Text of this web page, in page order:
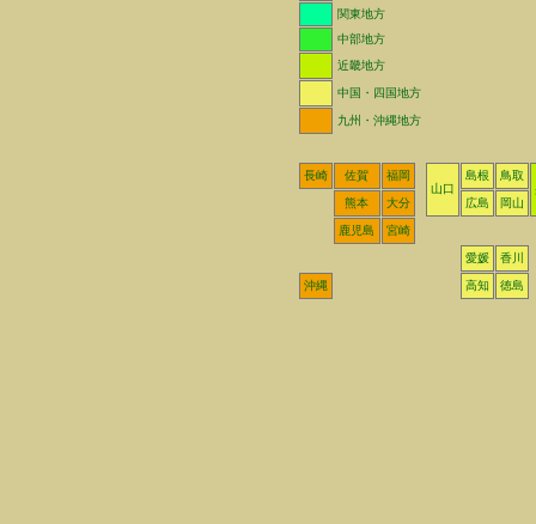
関東地方
中部地方
近畿地方
中国・四国地方
九州・沖縄地方
長崎 佐賀
福岡
山口
島根
鳥取
熊本
大分 広島 岡山
鹿児島 宮崎
愛媛 香川
沖縄 高知 徳島